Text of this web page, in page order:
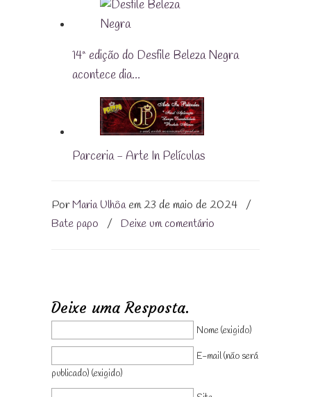
14ª edição do Desfile Beleza Negra
acontece dia…
Parceria - Arte In Películas
PorMaria Ulhôaem 23 de maio de 2024 /
Bate papo
/ Deixe um comentário
Deixe uma Resposta.
Nome (exigido)
E-mail (não será
publicado) (exigido)